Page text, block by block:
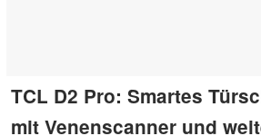
TCL D2 Pro: Smartes
mit Venenscanner und